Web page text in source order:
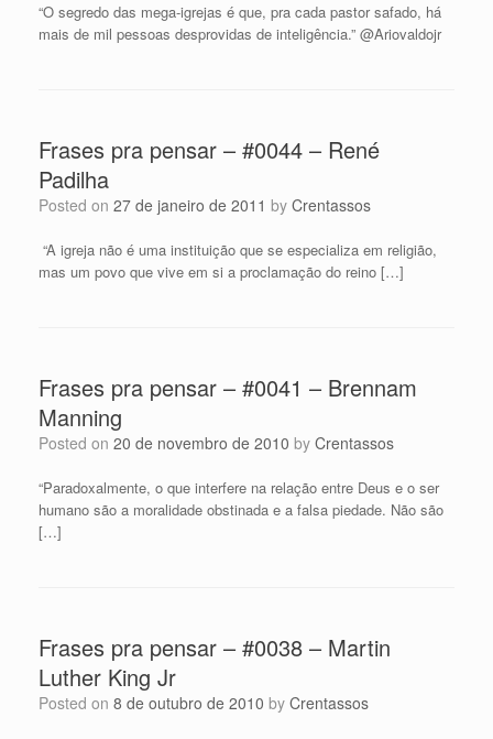
“O segredo das mega-igrejas é que, pra cada pastor safado, há
mais de mil pessoas desprovidas de inteligência.” @Ariovaldojr
Frases pra pensar – #0044 – René
Padilha
Posted on 27 de janeiro de 2011 by Crentassos
“A igreja não é uma instituição que se especializa em religião,
mas um povo que vive em si a proclamação do reino […]
Frases pra pensar – #0041 – Brennam
Manning
Posted on 20 de novembro de 2010 by Crentassos
“Paradoxalmente, o que interfere na relação entre Deus e o ser
humano são a moralidade obstinada e a falsa piedade. Não são
[…]
Frases pra pensar – #0038 – Martin
Luther King Jr
Posted on 8 de outubro de 2010 by Crentassos